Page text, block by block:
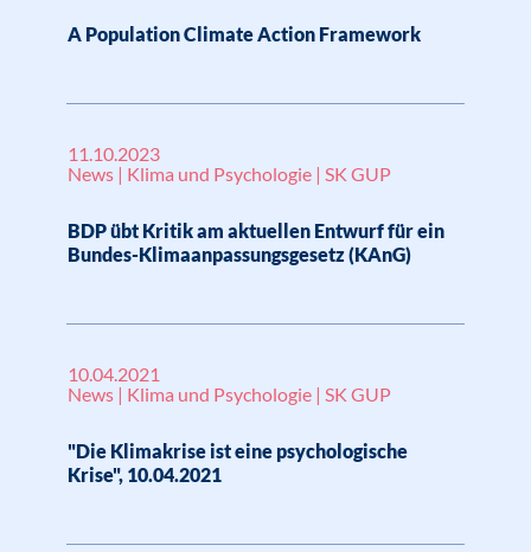
A Population Climate Action Framework
11.10.2023
News | Klima und Psychologie | SK GUP
BDP übt Kritik am aktuellen Entwurf für ein
Bundes-Klimaanpassungsgesetz (KAnG)
10.04.2021
News | Klima und Psychologie | SK GUP
"Die Klimakrise ist eine psychologische
Krise", 10.04.2021